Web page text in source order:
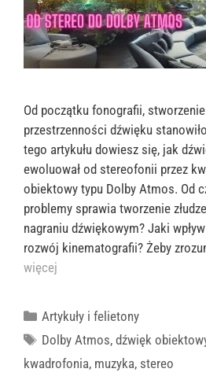
Od początku fonografii,
przestrzenności dźwięku
tego artykułu dowiesz się, jak
ewoluował od stereofonii przez
obiektowy typu Dolby Atmos. Od
problemy sprawia tworzenie
nagraniu dźwiękowym? Jaki
rozwój kinematografii? Żeby
więcej
Kategorie
Artykuły i felietony
Tagi
Dolby Atmos,dźwięk
kwadrofonia, muzyka, stereo